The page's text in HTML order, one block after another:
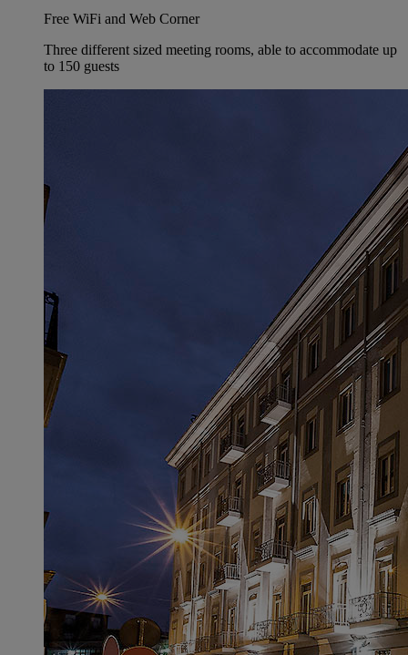
Free WiFi and Web Corner
Three different sized meeting rooms, able to accommodate up
to 150 guests